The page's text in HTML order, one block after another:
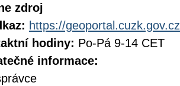
zdroj
https://geoportal.cuzk.gov.cz
hodiny: Po-Pá 9-14 CET
informace: